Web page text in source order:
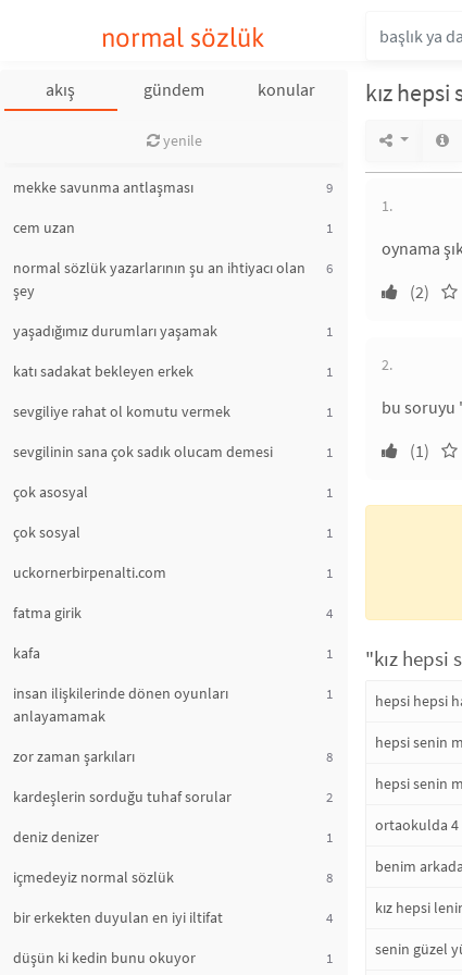
normal sözlük
akış gündem konular
yenile
mekke savunma antlaşması 9
cem uzan 1
normal sözlük yazarlarının şu an ihtiyacı olan
şey
6
yaşadığımız durumları yaşamak 1
katı sadakat bekleyen erkek 1
sevgiliye rahat ol komutu vermek 1
sevgilinin sana çok sadık olucam demesi 1
çok asosyal 1
çok sosyal 1
uckornerbirpenalti.com 1
fatma girik 4
kafa 1
insan ilişkilerinde dönen oyunları
anlayamamak
1
zor zaman şarkıları 8
kardeşlerin sorduğu tuhaf sorular 2
deniz denizer 1
içmedeyiz normal sözlük 8
bir erkekten duyulan en iyi iltifat 4
düşün ki kedin bunu okuyor 1
kız hepsi
1.
oynama
(2)
2.
bu soruyu
(1)
"kız hepsi
hepsi hepsi
hepsi senin
hepsi senin
ortaokulda 4
benim
kız hepsi
senin güzel